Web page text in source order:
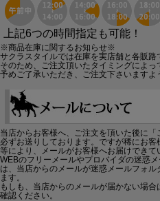
上記6つの時間指定も可能！
※商品在庫に関するお知らせ※
サクラスタイルでは在庫を実店舗と各販路
そのため、ご注文頂いたタイミングによっ
予めご了承いただき、ご注文下さいますよ
当店からお客様へ、ご注文を頂いた後に
必ずお送りしております。ですが稀にお
等により、メールがお客様へお届けできて
WEBのフリーメールやプロバイダの迷惑
は、当店からのメールが迷惑メールフォ
ます。
もしも、当店からのメールが届かない場
確認ください。